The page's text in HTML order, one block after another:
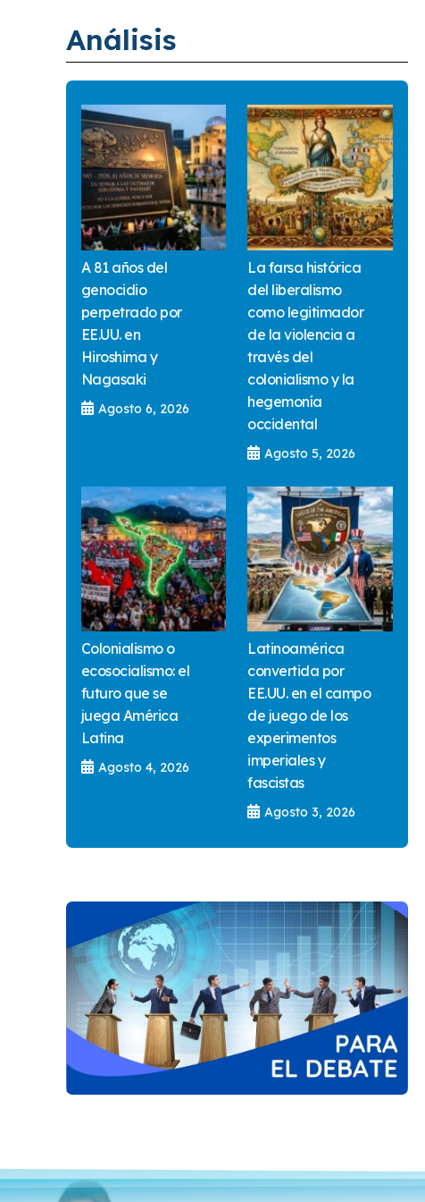
Análisis
A 81 años del
genocidio
perpetrado por
EE.UU. en
Hiroshima y
Nagasaki
Agosto 6, 2026
La farsa histórica
del liberalismo
como legitimador
de la violencia a
través del
colonialismo y la
hegemonía
occidental
Agosto 5, 2026
Colonialismo o
ecosocialismo: el
futuro que se
juega América
Latina
Agosto 4, 2026
Latinoamérica
convertida por
EE.UU. en el campo
de juego de los
experimentos
imperiales y
fascistas
Agosto 3, 2026